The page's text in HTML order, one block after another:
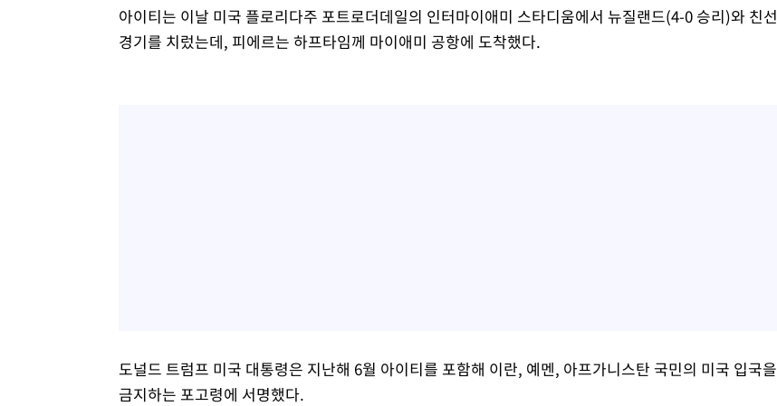
아이티는 이날 미국 플로리다주 포트로더데일의 인터마이애미 스타디움에서 뉴질랜드(4-0 승리)와 친선
경기를 치렀는데, 피에르는 하프타임께 마이애미 공항에 도착했다.
도널드 트럼프 미국 대통령은 지난해 6월 아이티를 포함해 이란, 예멘, 아프가니스탄 국민의 미국 입국을
금지하는 포고령에 서명했다.